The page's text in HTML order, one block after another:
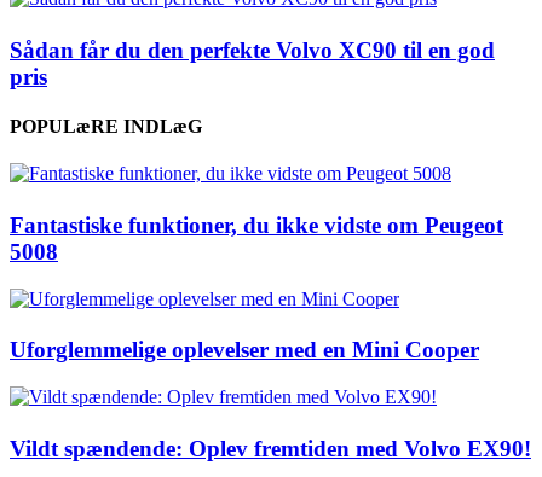
Sådan får du den perfekte Volvo XC90 til en god
pris
POPULæRE INDLæG
Fantastiske funktioner, du ikke vidste om Peugeot
5008
Uforglemmelige oplevelser med en Mini Cooper
Vildt spændende: Oplev fremtiden med Volvo EX90!